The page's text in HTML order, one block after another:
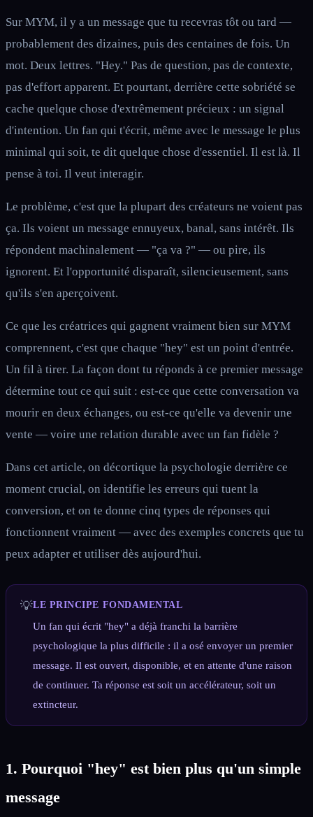
Sur MYM, il y a un message que tu recevras tôt ou tard —
probablement des dizaines, puis des centaines de fois. Un
mot. Deux lettres. "Hey." Pas de question, pas de contexte,
pas d'effort apparent. Et pourtant, derrière cette sobriété se
cache quelque chose d'extrêmement précieux : un signal
d'intention. Un fan qui t'écrit, même avec le message le plus
minimal qui soit, te dit quelque chose d'essentiel. Il est là. Il
pense à toi. Il veut interagir.
Le problème, c'est que la plupart des créateurs ne voient pas
ça. Ils voient un message ennuyeux, banal, sans intérêt. Ils
répondent machinalement — "ça va ?" — ou pire, ils
ignorent. Et l'opportunité disparaît, silencieusement, sans
qu'ils s'en aperçoivent.
Ce que les créatrices qui gagnent vraiment bien sur MYM
comprennent, c'est que chaque "hey" est un point d'entrée.
Un fil à tirer. La façon dont tu réponds à ce premier message
détermine tout ce qui suit : est-ce que cette conversation va
mourir en deux échanges, ou est-ce qu'elle va devenir une
vente — voire une relation durable avec un fan fidèle ?
Dans cet article, on décortique la psychologie derrière ce
moment crucial, on identifie les erreurs qui tuent la
conversion, et on te donne cinq types de réponses qui
fonctionnent vraiment — avec des exemples concrets que tu
peux adapter et utiliser dès aujourd'hui.
💡LE PRINCIPE FONDAMENTAL
Un fan qui écrit "hey" a déjà franchi la barrière
psychologique la plus difficile : il a osé envoyer un premier
message. Il est ouvert, disponible, et en attente d'une raison
de continuer. Ta réponse est soit un accélérateur, soit un
extincteur.
1. Pourquoi "hey" est bien plus qu'un simple
message